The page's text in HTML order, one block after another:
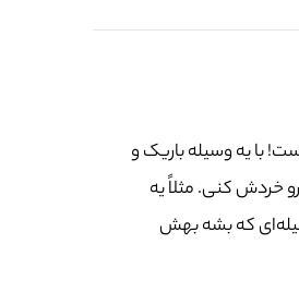
با یه وسیله باریک و
خردش کنی. مثلاً یه
که بشه بهش